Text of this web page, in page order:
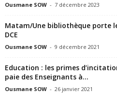
Ousmane SOW - 7 décembre 2023
Matam/Une bibliothèque porte
DCE
Ousmane SOW - 9 décembre 2021
Education : les primes
paie des Enseignants à...
Ousmane SOW - 26 janvier 2021